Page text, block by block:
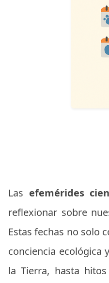
Las efemérides
reflexionar sobre
Estas fechas no solo
conciencia ecológica
la Tierra, hasta